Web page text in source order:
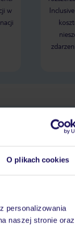
O plikach cookies
personalizowania
naszej stronie oraz
w